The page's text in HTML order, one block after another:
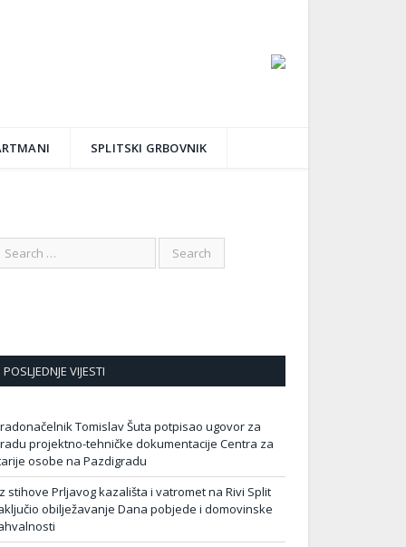
SPLITSKI GRBOVNIK
POSLJEDNJE VIJESTI
Tomislav Šuta potpisao ugovor za
projektno-tehničke dokumentacije Centra za
osobe na Pazdigradu
stihove Prljavog kazališta i vatromet na Rivi Split
obilježavanje Dana pobjede i domovinske